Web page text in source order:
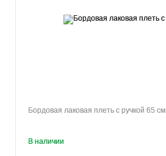
Бордовая лаковая плеть с ручкой 65 см
В наличии